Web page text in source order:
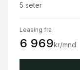
5 seter
Leasing fra
6 969kr/mnd